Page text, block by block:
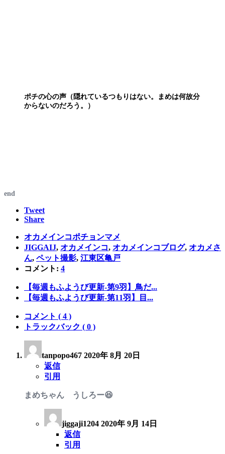
ポチの心の声（隠れているつもりはない。まめは何故分
からないのだろう。）
end
Tweet
Share
オカメインコポチョンマメ
JIGGAIJ, オカメインコ, オカメインコブログ, オカメさ
ん, ペット撮影, 江東区亀戸
コメント: 4
【毎週もふようび更新-第9羽】鳥だ...
【毎週もふようび更新-第11羽】目...
コメント ( 4 )
トラックバック ( 0 )
tanpopo467 2020年 8月 20日
返信
引用
まめちゃん うしろー😆
jiggaji1204 2020年 9月 14日
返信
引用